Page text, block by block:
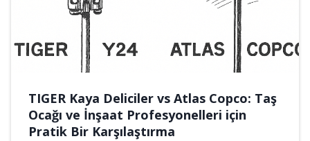
TIGER Kaya Deliciler vs Atlas Copco: Taş
Ocağı ve İnşaat Profesyonelleri için
Pratik Bir Karşılaştırma